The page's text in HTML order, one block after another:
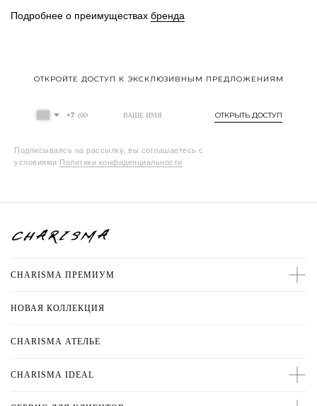
Подробнее о преимуществах бренда
ОТКРОЙТЕ ДОСТУП К ЭКСКЛЮЗИВНЫМ ПРЕДЛОЖЕНИЯМ
+7 ОТКРЫТЬ ДОСТУП
Подписываясь на рассылку, вы соглашаетесь с
условиями Политики конфиденциальности
CHARISMA ПРЕМИУМ
НОВАЯ КОЛЛЕКЦИЯ
CHARISMA АТЕЛЬЕ
CHARISMA IDEAL